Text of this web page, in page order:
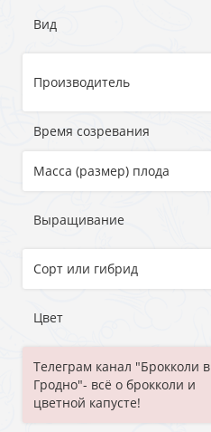
Вид
Производитель
Время созревания
Масса (размер) плода
Выращивание
Сорт или гибрид
Цвет
Телеграм канал "Брокколи в
Гродно"- всё о брокколи и
цветной капусте!